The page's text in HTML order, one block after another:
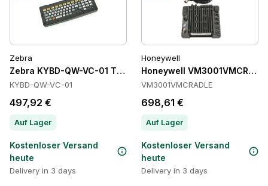
Zebra
Zebra KYBD-QW-VC-01 Tastaturen
KYBD-QW-VC-01
497,92 €
Auf Lager
Kostenloser Versand
heute
Delivery in 3 days
Honeywell
Honeywell
VM3001VMCRADLE
698,61 €
Auf Lager
Kostenloser Versand
heute
Delivery in 3 days